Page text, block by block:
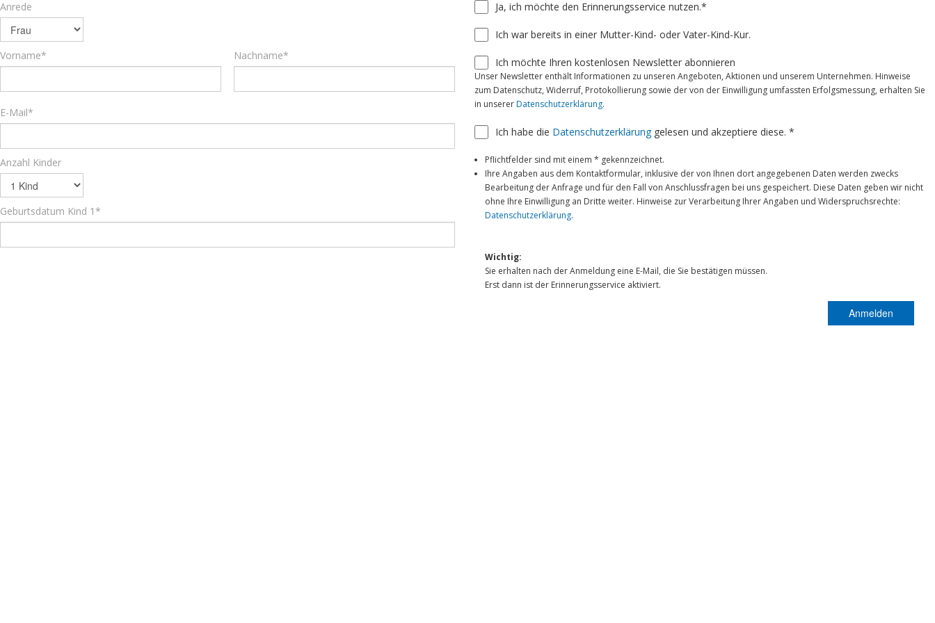
Anrede
Vorname* Nachname*
E-Mail*
Anzahl Kinder
Geburtsdatum Kind 1*
Ja, ich möchte den Erinnerungsservice nutzen.*
Ich war bereits in einer Mutter-Kind- oder Vater-Kind-Kur.
Ich möchte Ihren kostenlosen Newsletter abonnieren
Unser Newsletter enthält Informationen zu unseren Angeboten, Aktionen und unserem Unternehmen. Hinweise
zum Datenschutz, Widerruf, Protokollierung sowie der von der Einwilligung umfassten Erfolgsmessung, erhalten Sie
in unsererDatenschutzerklärung.
Ich habe die Datenschutzerklärunggelesen und akzeptiere diese. *
Pflichtfelder sind mit einem * gekennzeichnet.
Ihre Angaben aus dem Kontaktformular, inklusive der von Ihnen dort angegebenen Daten werden zwecks
Bearbeitung der Anfrage und für den Fall von Anschlussfragen bei uns gespeichert. Diese Daten geben wir nicht
ohne Ihre Einwilligung an Dritte weiter. Hinweise zur Verarbeitung Ihrer Angaben und Widerspruchsrechte:
Datenschutzerklärung.
Wichtig:
Sie erhalten nach der Anmeldung eine E-Mail, die Sie bestätigen müssen.
Erst dann ist der Erinnerungsservice aktiviert.